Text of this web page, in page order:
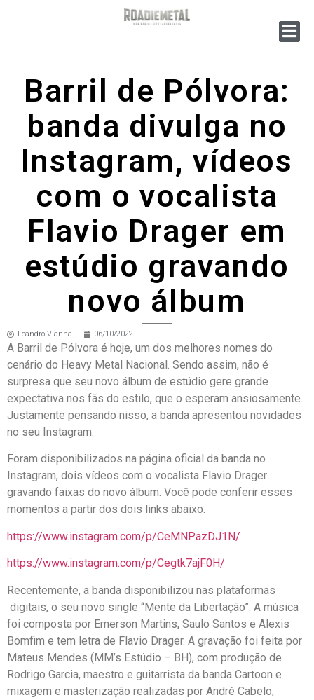
Barril de Pólvora:
banda divulga no
Instagram, vídeos
com o vocalista
Flavio Drager em
estúdio gravando
novo álbum
Leandro Vianna 06/10/2022
A Barril de Pólvora é hoje, um dos melhores nomes do
cenário do Heavy Metal Nacional. Sendo assim, não é
surpresa que seu novo álbum de estúdio gere grande
expectativa nos fãs do estilo, que o esperam ansiosamente.
Justamente pensando nisso, a banda apresentou novidades
no seu Instagram.
Foram disponibilizados na página oficial da banda no
Instagram, dois vídeos com o vocalista Flavio Drager
gravando faixas do novo álbum. Você pode conferir esses
momentos a partir dos dois links abaixo.
https://www.instagram.com/p/CeMNPazDJ1N/
https://www.instagram.com/p/Cegtk7ajF0H/
Recentemente, a banda disponibilizou nas plataformas
digitais, o seu novo single “Mente da Libertação”. A música
foi composta por Emerson Martins, Saulo Santos e Alexis
Bomfim e tem letra de Flavio Drager. A gravação foi feita por
Mateus Mendes (MM’s Estúdio – BH), com produção de
Rodrigo Garcia, maestro e guitarrista da banda Cartoon e
mixagem e masterização realizadas por André Cabelo,